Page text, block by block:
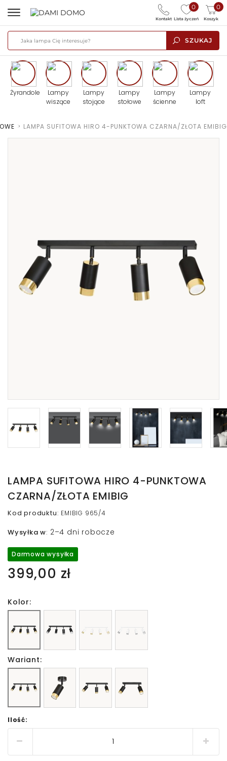
SZUKAJ
0
Lista życzeń
0
Koszyk
Kontakt
Żyrandole
Lampy
wiszące
Lampy
stojące
Lampy
stołowe
Lampy
ścienne
Lampy
loft
> LAMPA SUFITOWA HIRO 4-PUNKTOWA CZARNA/ZŁOTA EMIBIG
LAMPA SUFITOWA HIRO 4-PUNKTOWA
CZARNA/ZŁOTA EMIBIG
Kod produktu: EMIBIG 965/4
Wysyłka w: 2–4 dni robocze
Darmowa wysyłka
399,00 zł
Kolor:
Wariant:
Ilość: